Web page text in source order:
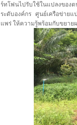
ร์ทโฟนไปรับใช้ในแปลงของต
ระดับองค์กร ศูนย์เครือข่าย
แพร่ ให้ความรู้พร้อมกับขยา